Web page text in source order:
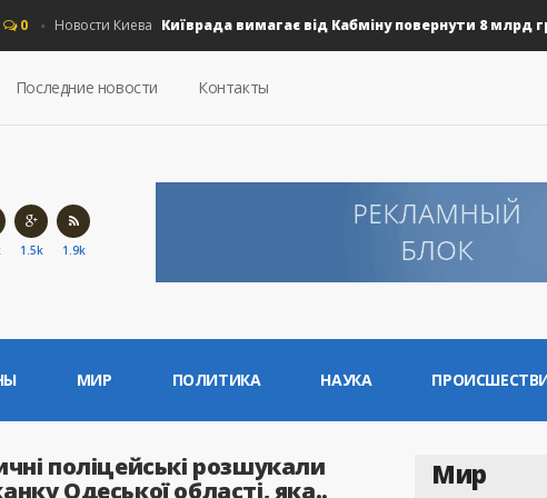
Новости Киева Київрада вимагає від Кабміну повернути 8 млрд грн
Последние новости Контакты
1.5k 1.9k
МИР ПОЛИТИКА НАУКА
поліцейські розшукали
Одеської області, яка..
Мир